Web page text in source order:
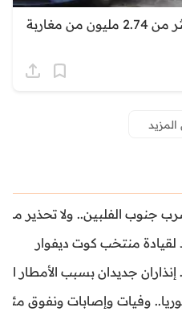
عملية مرحبا 2026.. دخول أكثر من 2.74 مليون من مغاربة
لقيادة منتخب كوت ديفوار
جديدان بسبب الأمطار
وفيات وإصابات ونفوق مئات